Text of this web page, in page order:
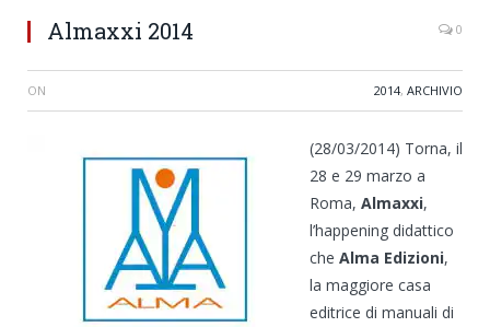
Almaxxi 2014 0
ON 2014, ARCHIVIO
(28/03/2014) Torna, il
28 e 29 marzo a
Roma, Almaxxi,
l’happening didattico
che Alma Edizioni,
la maggiore casa
editrice di manuali di